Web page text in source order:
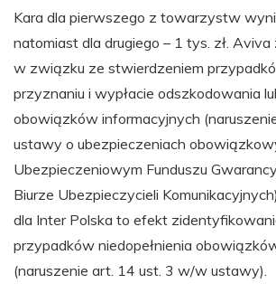
Kara dla pierwszego z towarzystw
natomiast dla drugiego – 1 tys. zł. Aviva
w związku ze stwierdzeniem
przyznaniu i wypłacie odszkodowania
obowiązków informacyjnych
ustawy o ubezpieczeniach
Ubezpieczeniowym Funduszu
Biurze Ubezpieczycieli
dla Inter Polska to efekt
przypadków niedopełnienia
(naruszenie art. 14 ust. 3 w/w ustawy).